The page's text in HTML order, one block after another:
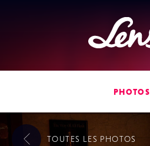
PHOTOS
TOUTES LES PHOTOS